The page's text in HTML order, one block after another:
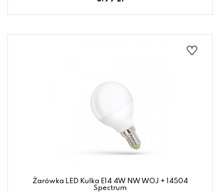
Żarówka LED Kulka E14 4W NW WOJ + 14504
Spectrum